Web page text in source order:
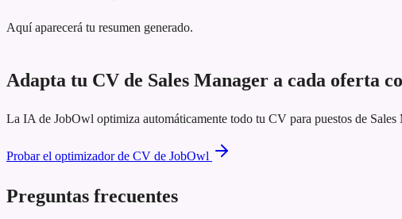
Aquí aparecerá tu resumen generado.
Adapta tu CV de Sales Manager a cada oferta
La IA de JobOwl optimiza automáticamente todo tu CV para puestos de
Probar el optimizador de CV de JobOwl
Preguntas frecuentes